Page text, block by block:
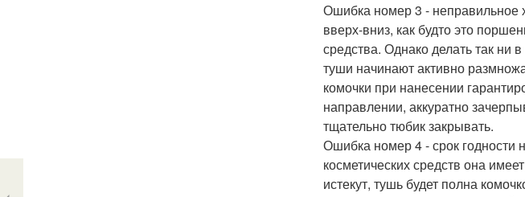
Ошибка номер 3 - неправильное
вверх-вниз, как будто это
средства. Однако делать так ни
туши начинают активно
комочки при нанесении
направлении, аккуратно
тщательно тюбик закрывать.
Ошибка номер 4 - срок годности
косметических средств она
истекут, тушь будет полна